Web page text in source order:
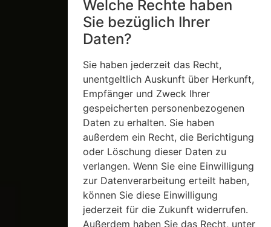
Welche Rechte haben
Sie bezüglich Ihrer
Daten?
Sie haben jederzeit das Recht,
unentgeltlich Auskunft über Herkunft,
Empfänger und Zweck Ihrer
gespeicherten personenbezogenen
Daten zu erhalten. Sie haben
außerdem ein Recht, die Berichtigung
oder Löschung dieser Daten zu
verlangen. Wenn Sie eine Einwilligung
zur Datenverarbeitung erteilt haben,
können Sie diese Einwilligung
jederzeit für die Zukunft widerrufen.
Außerdem haben Sie das Recht, unter